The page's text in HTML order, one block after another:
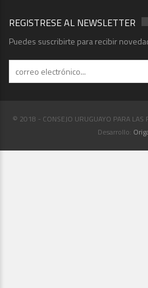
REGISTRESE AL NEWSLETTER
Puedes suscribirte para recibir
© 2018 - CONSEJO URUGUAYO PARA LAS
Desarrollo: